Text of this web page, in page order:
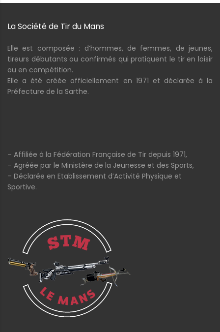
La Société de Tir du Mans
Elle est composée : d’hommes, de femmes, de jeunes,
tireurs débutants ou confirmés qui pratiquent le tir en loisir
ou en compétition.
Elle a été créée officiellement en 1971 et déclarée à la
Préfecture de la Sarthe.
– Affiliée à la Fédération Française de Tir depuis 1971,
– Agréée par le Ministère de la Jeunesse et des Sports,
– Déclarée en Etablissement d’Activité Physique et
Sportive.